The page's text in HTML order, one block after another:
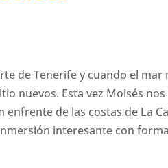
de Tenerife y cuando el mar
nuevos. Esta vez Moisés nos
enfrente de las costas de La
interesante con